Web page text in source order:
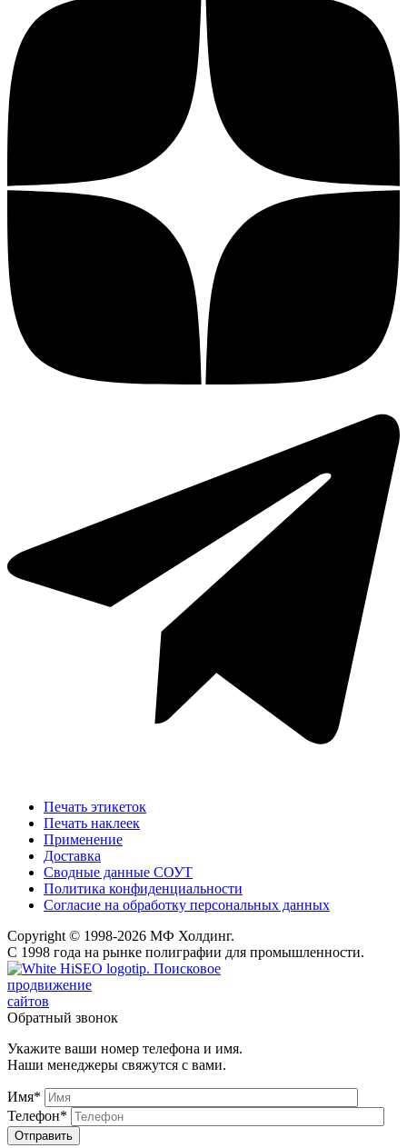
Печать этикеток
Печать наклеек
Применение
Доставка
Сводные данные СОУТ
Политика конфиденциальности
Согласие на обработку персональных данных
Copyright © 1998-2026 МФ Холдинг.
С 1998 года на рынке полиграфии для промышленности.
Поисковое
продвижение
сайтов
Обратный звонок
Укажите ваши номер телефона и имя.
Наши менеджеры свяжутся с вами.
Имя*
Телефон*